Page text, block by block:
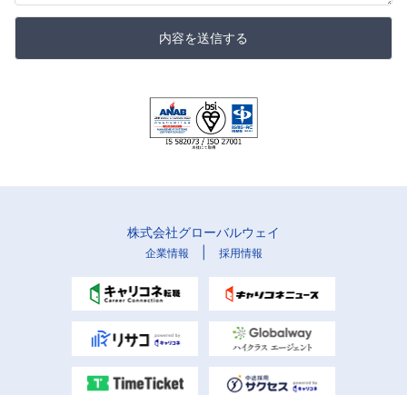
内容を送信する
株式会社グローバルウェイ
企業情報 採用情報